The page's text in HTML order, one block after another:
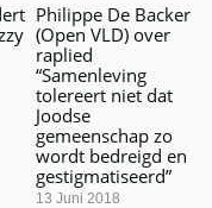
Philippe De Backer
(Open VLD) over
raplied
“Samenleving
tolereert niet dat
Joodse
gemeenschap zo
wordt bedreigd en
gestigmatiseerd”
13 Juni 2018